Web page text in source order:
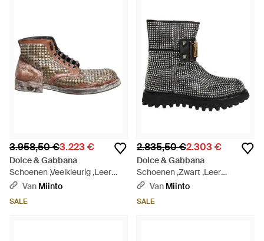
3.958,50 €3.223 €
Dolce & Gabbana
Schoenen ,Veelkleurig ,Leer
Cortina Enkellaarsjes - Bruin
Van Miinto
SALE
2.835,50 €2.303 €
Dolce & Gabbana
Schoenen ,Zwart ,Leer
Enkellaarsjes Met Kristallen -
Van Miinto
SALE